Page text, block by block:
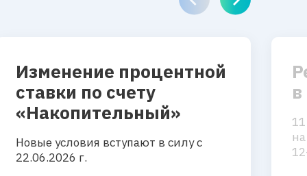
Изменение процентной
ставки по счету
«Накопительный»
Новые условия вступают в силу с
22.06.2026 г.